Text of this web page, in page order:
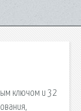
ключом и 32